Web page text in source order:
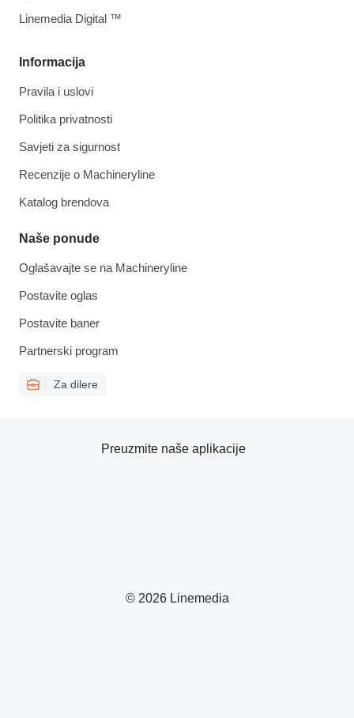
Informacija
Pravila i uslovi
Politika privatnosti
Savjeti za sigurnost
Recenzije o Machineryline
Katalog brendova
Naše ponude
Oglašavajte se na Machineryline
Postavite oglas
Postavite baner
Partnerski program
Za dilere
Linemedia Digital ™
© 2026 Linemedia
Preuzmite naše aplikacije